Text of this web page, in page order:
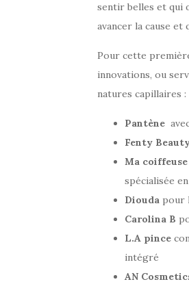
sentir belles et qui
avancer la cause
Pour cette
innovations, ou
natures capillaires :
Pantène
Fenty
Ma
spécialisée
Diouda pour
Carolina B
L.A pince
intégré
AN